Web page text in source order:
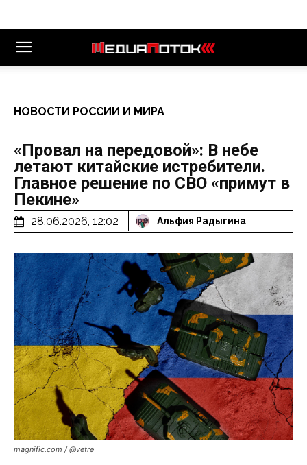
НОВОСТИ РОССИИ И МИРА
«Провал на передовой»: В небе
летают китайские истребители.
Главное решение по СВО «примут в
Пекине»
28.06.2026, 12:02 Альфия Радыгина
magnific.com / @vetre